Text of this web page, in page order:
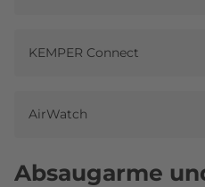
KEMPER Connect
AirWatch
Absaugarme